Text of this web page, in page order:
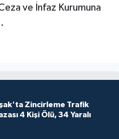
ve İnfaz Kurumuna
Zincirleme Trafik
4 Kişi Ölü, 34 Yaralı